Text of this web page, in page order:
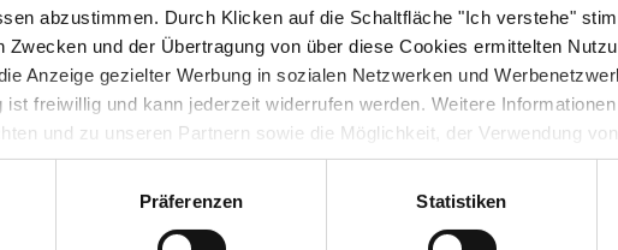
abzustimmen. Durch Klicken auf die Schaltfläche "Ich verstehe"
Zwecken und der Übertragung von über diese Cookies ermittelten
Anzeige gezielter Werbung in sozialen Netzwerken und
ist freiwillig und kann jederzeit widerrufen werden. Weitere
und zu unseren Partnern sowie die Möglichkeit, der Verwendung
finden Sie unter dem Link „Detaillierte Einstellungen“.
Präferenzen Statistiken
Sie
kaufen?
Ganzer Artikel
Das Leben mit GARDEON –
Teil 36